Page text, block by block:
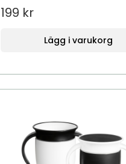
199 kr
Lägg i varukorg